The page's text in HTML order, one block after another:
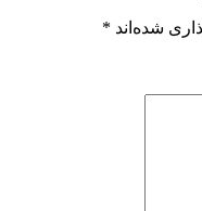
شده‌اند *